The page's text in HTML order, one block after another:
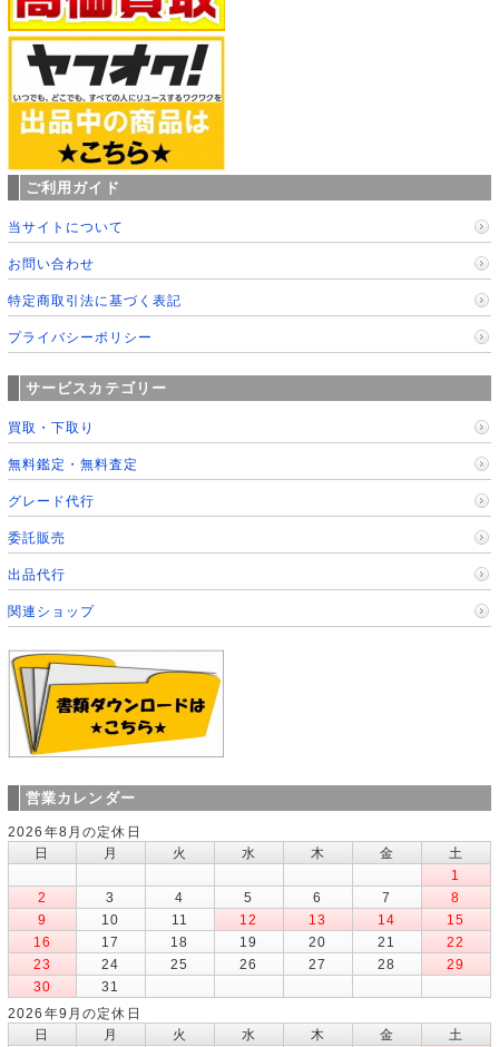
ご利用ガイド
当サイトについて
お問い合わせ
特定商取引法に基づく表記
プライバシーポリシー
サービスカテゴリー
買取・下取り
無料鑑定・無料査定
グレード代行
委託販売
出品代行
関連ショップ
営業カレンダー
2026年8月の定休日
日
月 火 水 木 金
土
1
2
3 4 5 6 7
8
9
10 11 12 13 14
15
16
17 18 19 20 21
22
23
24 25 26 27 28
29
30
31
2026年9月の定休日
日
月 火 水 木 金
土